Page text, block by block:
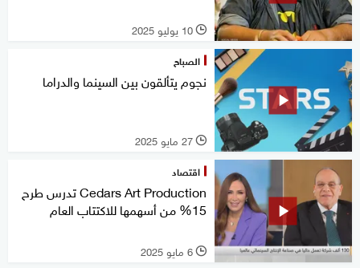
l 10 يوليو 2025
الصباح
نجوم يتألقون بين السينما والدراما
l 27 مايو 2025
اقتصاد
Cedars Art Production تدرس طرح
15% من أسهمها للاكتتاب العام
l 6 مايو 2025